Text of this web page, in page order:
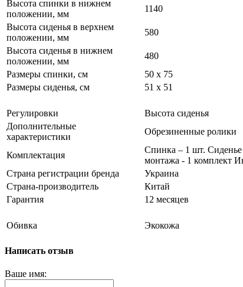
Высота спинки в нижнем
положении, мм
1140
Высота сиденья в верхнем
положении, мм
580
Высота сиденья в нижнем
положении, мм
480
Размеры спинки, см
50 x 75
Размеры сиденья, см
51 x 51
Регулировки
Высота сиденья
Дополнительные
характеристики
Обрезиненные ролики
Комплектация
Спинка – 1 шт.
монтажа - 1 комплект
Страна регистрации бренда
Украина
Страна-производитель
Китай
Гарантия
12 месяцев
Обивка
Экокожа
Написать отзыв
Ваше имя: